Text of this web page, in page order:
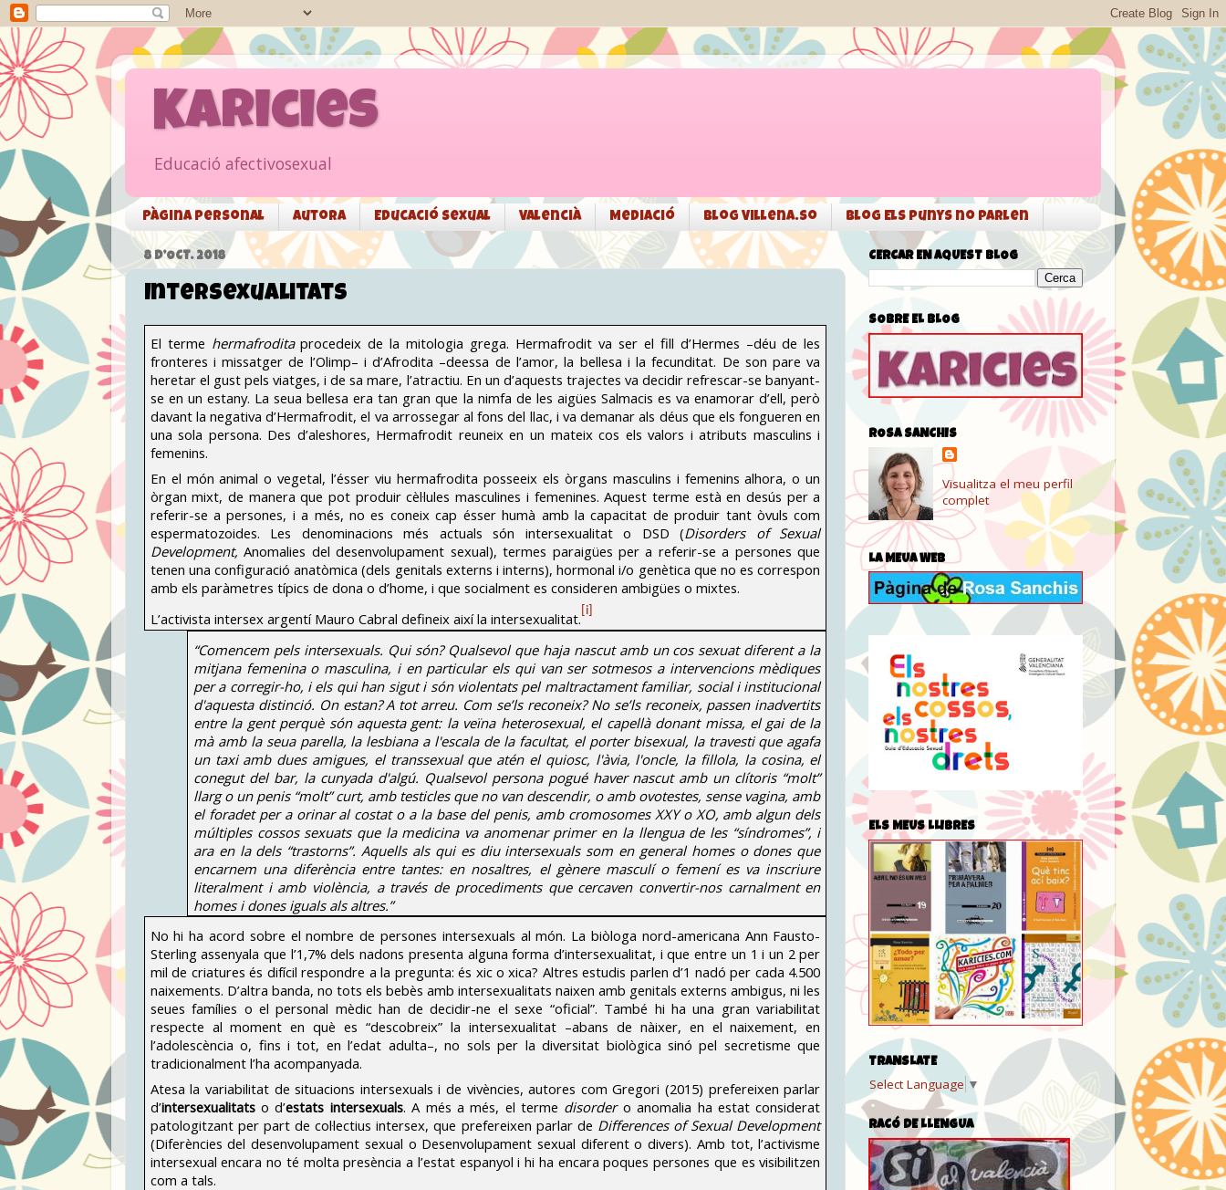
Karicies
Educació afectivosexual
Pàgina personal Autora Educació sexual Valencià Mediació Blog Villena.so Blog Els punys no parlen
8 D’OCT. 2018
Intersexualitats
El terme hermafroditaprocedeix de la mitologia grega. Hermafrodit va ser el fill d’Hermes –déu de les
fronteres i missatger de l’Olimp– i d’Afrodita –deessa de l’amor, la bellesa i la fecunditat. De son pare va
heretar el gust pels viatges, i de sa mare, l’atractiu. En un d’aquests trajectes va decidir refrescar-se banyant-
se en un estany. La seua bellesa era tan gran que la nimfa de les aigües Salmacis es va enamorar d’ell, però
davant la negativa d’Hermafrodit, el va arrossegar al fons del llac, i va demanar als déus que els fongueren en
una sola persona. Des d’aleshores, Hermafrodit reuneix en un mateix cos els valors i atributs masculins i
femenins.
En el món animal o vegetal, l’ésser viu hermafrodita posseeix els òrgans masculins i femenins alhora, o un
òrgan mixt, de manera que pot produir cèl·lules masculines i femenines. Aquest terme està en desús per a
referir-se a persones, i a més, no es coneix cap ésser humà amb la capacitat de produir tant òvuls com
espermatozoides. Les denominacions més actuals són intersexualitat o DSD (Disorders of Sexual
Development,Anomalies del desenvolupament sexual), termes paraigües per a referir-se a persones que
tenen una configuració anatòmica (dels genitals externs i interns), hormonal i/o genètica que no es correspon
amb els paràmetres típics de dona o d’home, i que socialment es consideren ambigües o mixtes.
L’activista intersex argentí Mauro Cabral defineix així la intersexualitat. [i]
“Comencem pels intersexuals. Qui són? Qualsevol que haja nascut amb un cos sexuat diferent a la
mitjana femenina o masculina, i en particular els qui van ser sotmesos a intervencions mèdiques
per a corregir-ho, i els qui han sigut i són violentats pel maltractament familiar, social i institucional
d'aquesta distinció. On estan? A tot arreu. Com se’ls reconeix? No se’ls reconeix, passen inadvertits
entre la gent perquè són aquesta gent: la veïna heterosexual, el capellà donant missa, el gai de la
mà amb la seua parella, la lesbiana a l'escala de la facultat, el porter bisexual, la travesti que agafa
un taxi amb dues amigues, el transsexual que atén el quiosc, l'àvia, l'oncle, la fillola, la cosina, el
conegut del bar, la cunyada d'algú. Qualsevol persona pogué haver nascut amb un clítoris “molt”
llarg o un penis “molt” curt, amb testicles que no van descendir, o amb ovotestes, sense vagina, amb
el foradet per a orinar al costat o a la base del penis, amb cromosomes XXY o XO, amb algun dels
múltiples cossos sexuats que la medicina va anomenar primer en la llengua de les “síndromes”, i
ara en la dels “trastorns”. Aquells als qui es diu intersexuals som en general homes o dones que
encarnem una diferència entre tantes: en nosaltres, el gènere masculí o femení es va inscriure
literalment i amb violència, a través de procediments que cercaven convertir-nos carnalment en
homes i dones iguals als altres.”
No hi ha acord sobre el nombre de persones intersexuals al món. La biòloga nord-americana Ann Fausto-
Sterling assenyala que l’1,7% dels nadons presenta alguna forma d’intersexualitat, i que entre un 1 i un 2 per
mil de criatures és difícil respondre a la pregunta: és xic o xica? Altres estudis parlen d’1 nadó per cada 4.500
naixements. D’altra banda, no tots els bebès amb intersexualitats naixen amb genitals externs ambigus, ni les
seues famílies o el personal mèdic han de decidir-ne el sexe “oficial”. També hi ha una gran variabilitat
respecte al moment en què es “descobreix” la intersexualitat –abans de nàixer, en el naixement, en
l’adolescència o, fins i tot, en l’edat adulta–, no sols per la diversitat biològica sinó pel secretisme que
tradicionalment l’ha acompanyada.
Atesa la variabilitat de situacions intersexuals i de vivències, autores com Gregori (2015) prefereixen parlar
d’intersexualitatso d’estats intersexuals. A més a més, el terme disorder o anomalia ha estat considerat
patologitzant per part de col·lectius intersex, que prefereixen parlar de Differences of Sexual Development
(Diferències del desenvolupament sexual o Desenvolupament sexual diferent o divers). Amb tot, l’activisme
intersexual encara no té molta presència a l’estat espanyol i hi ha encara poques persones que es visibilitzen
com a tals.
CERCAR EN AQUEST BLOG
SOBRE EL BLOG
ROSA SANCHIS
Visualitza el meu perfil
complet
LA MEUA WEB
ELS MEUS LLIBRES
TRANSLATE
Select Language ▼
RACÓ DE LLENGUA